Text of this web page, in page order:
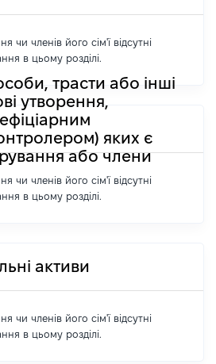
чи членів його сім'ї відсутні
в цьому розділі.
трасти або інші
утворення,
яких є
або члени
чи членів його сім'ї відсутні
в цьому розділі.
активи
чи членів його сім'ї відсутні
в цьому розділі.